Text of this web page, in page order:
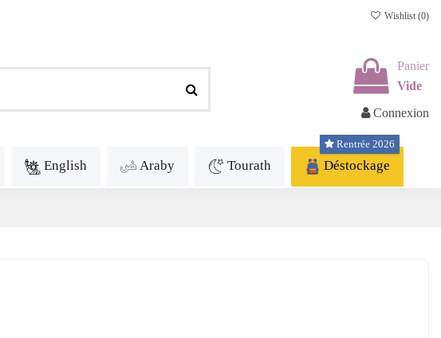
Wishlist (0)
Panier
Vide
Connexion
English Araby Tourath Déstockage
Rentrée 2026